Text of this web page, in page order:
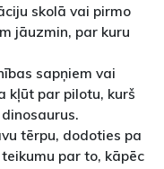
skolā vai pirmo
jāuzmin, par kuru
sapņiem vai
kļūt par pilotu, kurš
tērpu, dodoties pa
par to, kāpēc